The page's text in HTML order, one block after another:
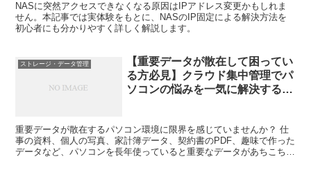
NASに突然アクセスできなくなる原因はIPアドレス変更かもしれま
せん。本記事では実体験をもとに、NASのIP固定による解決方法を
初心者にも分かりやすく詳しく解説します。
ストレージ・データ管理
【重要データが散在して困ってい
る方必見】クラウド集中管理でパ
ソコンの悩みを一気に解決する方
重要データが散在するパソコン環境に限界を感じていませんか？ 仕
事の資料、個人の写真、家計簿データ、契約書のPDF、趣味で作った
データなど、パソコンを長年使っていると重要なデータがあちこちに